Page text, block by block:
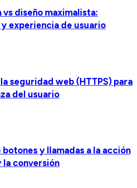
diseño maximalista:
y experiencia de usuario
seguridad web (HTTPS) para
del usuario
y llamadas a la acción
la conversión